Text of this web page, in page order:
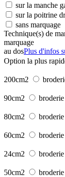
sur la manche
sur la poitrine
sans marquage
Technique(s) de
marquage
au dosPlus d'infos
Option la plus
200cm2
90cm2 broderie
80cm2 broderie
60cm2 broderie
24cm2 broderie
50cm2 broderie